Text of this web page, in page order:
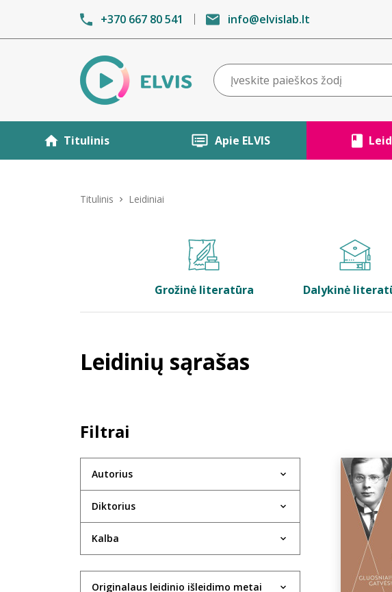
+370 667 80 541 info@elvislab.lt
Titulinis Apie ELVIS
Titulinis Leidiniai
Grožinė literatūra Dalykinė
Leidinių sąrašas
Filtrai
Autorius
Diktorius
Kalba
Originalaus leidinio išleidimo metai